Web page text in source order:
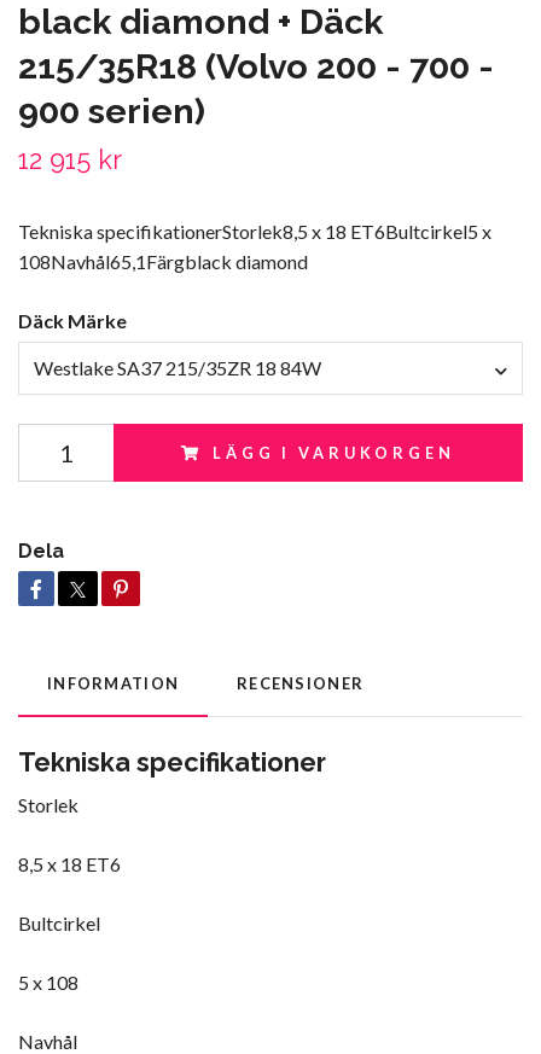
black diamond + Däck
215/35R18 (Volvo 200 - 700 -
900 serien)
12 915 kr
Tekniska specifikationerStorlek8,5 x 18 ET6Bultcirkel5 x
108Navhål65,1Färgblack diamond
Däck Märke
Westlake SA37 215/35ZR 18 84W
LÄGG I VARUKORGEN
Dela
INFORMATION RECENSIONER
Tekniska specifikationer
Storlek
8,5 x 18 ET6
Bultcirkel
5 x 108
Navhål